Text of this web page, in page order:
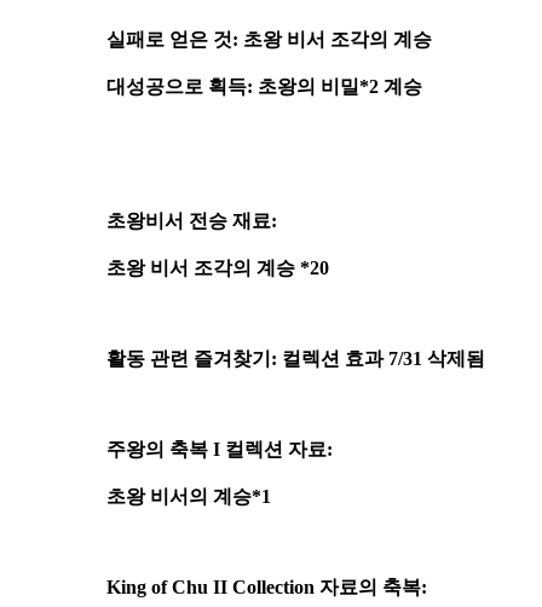
실패로 얻은 것: 초왕 비서 조각의 계승
대성공으로 획득: 초왕의 비밀*2 계승
초왕비서 전승 재료:
초왕 비서 조각의 계승 *20
활동 관련 즐겨찾기: 컬렉션 효과 7/31 삭제됨
주왕의 축복 I 컬렉션 자료:
초왕 비서의 계승*1
King of Chu II Collection 자료의 축복: